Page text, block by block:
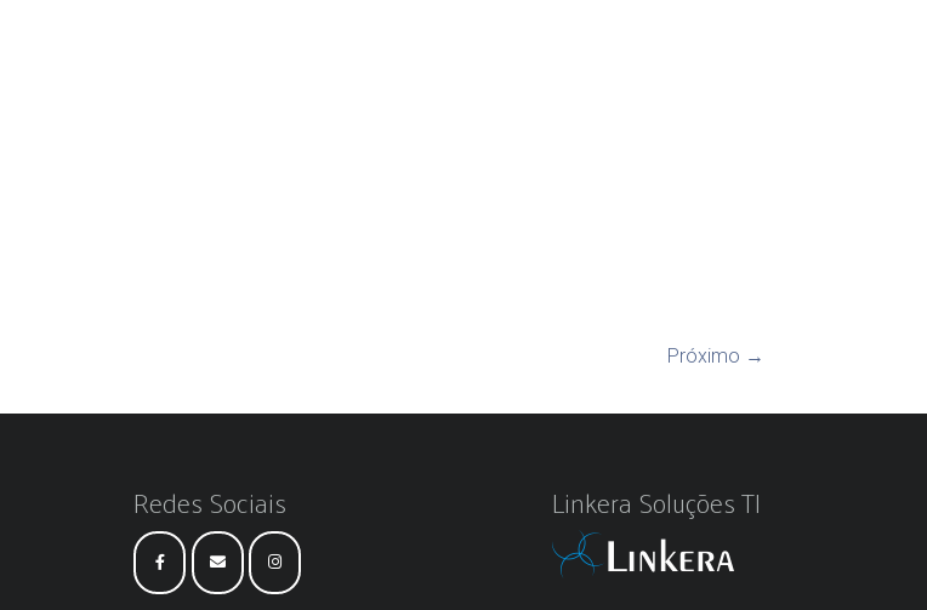
Próximo →
Redes Sociais Linkera Soluções TI